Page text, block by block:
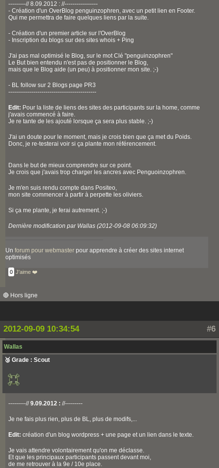
---------// 8.09.2012 : //-----------------
- Création d'un OverBlog penguinzophren, avec un petit lien en Footer.
Qui me permettra de faire quelques liens par la suite.
- Création d'un premier article sur l'OverBlog
- Inscription du blogs sur des sites whois + Ping
J'ai pas mal optimisé le Blog, sur le mot Clé "penguinzophren"
Le But bien entendu n'est pas de positionner le Blog,
mais que le Blog aide (un peu) à positionner mon site. ;-)
- BL follow sur 2 Blogs page PR3
---------------------------------------------
Edit: Pour la liste de liens des sites des participants sur la home, comme
j'avais commencé à faire.
Je re tante de les ajouté lorsque ça sera plus stable. ;-)
J'ai un doute pour le moment, mais je crois bien que ça met du Poids.
Donc, je re-testerai voir si ça plante mon référencement.
Dans le but de mieux comprendre sur ce point.
Je crois que j'avais trop charger les ancres avec Penguoinzophren.
Je m'en suis rendu compte dans Positeo,
mon site commencer à partir à perpette les oliviers.
Si ça me plante, je ferai autrement. ;-)
Dernière modification par Wallas (2012-09-08 06:09:32)
Un forum pour webmaster pour apprendre à créer des sites internet
optimisés
0 J'aime ❤️
🔴 Hors ligne
#6
2012-09-09 10:34:54
Wallas
🥉 Grade : Scout
---------//9.09.2012 : //---------
Je ne fais plus rien, plus de BL, plus de modifs,...
Edit: création d'un blog wordpress + une page et un lien dans le texte.
Je vais attendre volontairement qu'on me déclasse.
Et que les principaux participants passent devant moi,
de me retrouver à la 9e / 10e place.